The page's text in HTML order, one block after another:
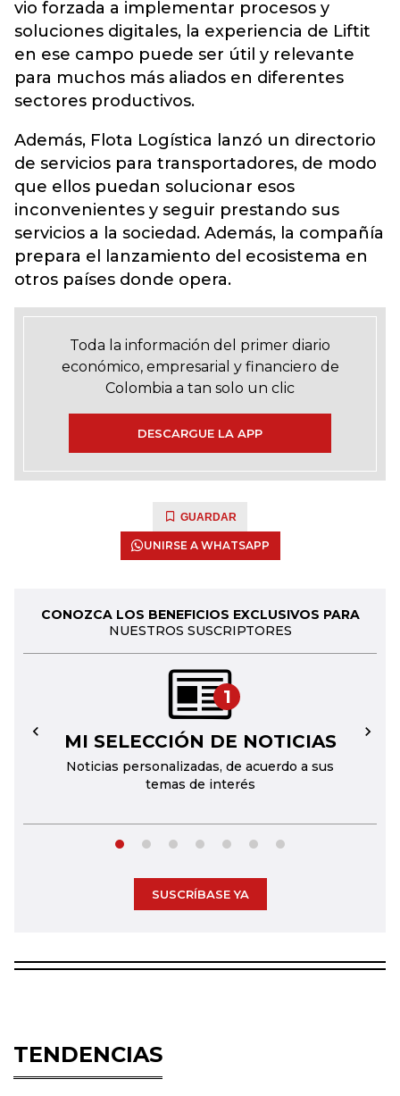
vio forzada a implementar procesos y
soluciones digitales, la experiencia de Liftit
en ese campo puede ser útil y relevante
para muchos más aliados en diferentes
sectores productivos.
Además, Flota Logística lanzó un directorio
de servicios para transportadores, de modo
que ellos puedan solucionar esos
inconvenientes y seguir prestando sus
servicios a la sociedad. Además, la compañía
prepara el lanzamiento del ecosistema en
otros países donde opera.
Toda la información del primer diario
económico, empresarial y financiero de
Colombia a tan solo un clic
DESCARGUE LA APP
GUARDAR
UNIRSE A WHATSAPP
CONOZCA LOS BENEFICIOS EXCLUSIVOS PARA
NUESTROS SUSCRIPTORES
1
MI SELECCIÓN DE NOTICIAS
Noticias personalizadas, de acuerdo a sus
temas de interés
← →
SUSCRÍBASE YA
TENDENCIAS